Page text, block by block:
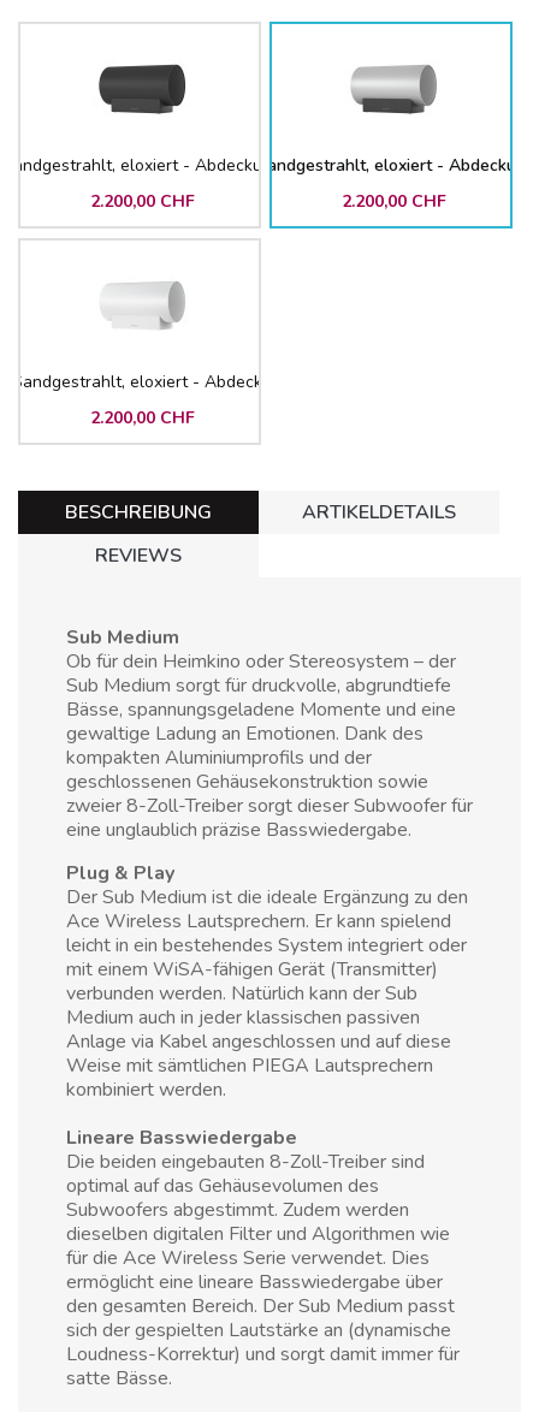
eloxiert - Abdeckung Stoff Schwarz - Fuss Schwarz
2.200,00 CHF
Silber: Gehäuse Aluminium, Sandgestrahlt, eloxiert -
2.200,00 CHF
Sandgestrahlt, eloxiert - Abdeckung Stoff Weiss - Fuss Weiss
2.200,00 CHF
BESCHREIBUNG
ARTIKELDETAILS
REVIEWS
Sub Medium
Ob für dein Heimkino oder Stereosystem – der
Sub Medium sorgt für druckvolle, abgrundtiefe
Bässe, spannungsgeladene Momente und eine
gewaltige Ladung an Emotionen. Dank des
kompakten Aluminiumprofils und der
geschlossenen Gehäusekonstruktion sowie
zweier 8-Zoll-Treiber sorgt dieser Subwoofer für
eine unglaublich präzise Basswiedergabe.
Plug & Play
Der Sub Medium ist die ideale Ergänzung zu den
Ace Wireless Lautsprechern. Er kann spielend
leicht in ein bestehendes System integriert oder
mit einem WiSA-fähigen Gerät (Transmitter)
verbunden werden. Natürlich kann der Sub
Medium auch in jeder klassischen passiven
Anlage via Kabel angeschlossen und auf diese
Weise mit sämtlichen PIEGA Lautsprechern
kombiniert werden.
Lineare Basswiedergabe
Die beiden eingebauten 8-Zoll-Treiber sind
optimal auf das Gehäusevolumen des
Subwoofers abgestimmt. Zudem werden
dieselben digitalen Filter und Algorithmen wie
für die Ace Wireless Serie verwendet. Dies
ermöglicht eine lineare Basswiedergabe über
den gesamten Bereich. Der Sub Medium passt
sich der gespielten Lautstärke an (dynamische
Loudness-Korrektur) und sorgt damit immer für
satte Bässe.